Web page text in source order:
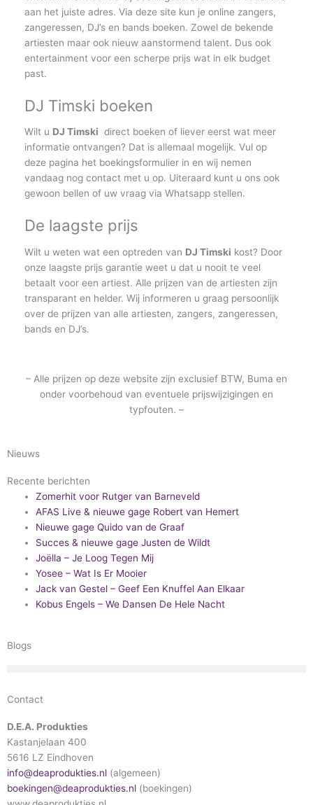
aan het juiste adres. Via deze site kun je online zangers,
zangeressen, DJ’s en bands boeken. Zowel de bekende
artiesten maar ook nieuw aanstormend talent. Dus ook
entertainment voor een scherpe prijs wat in elk budget
past.
DJ Timski boeken
Wilt u DJ Timski direct boeken of liever eerst wat meer
informatie ontvangen? Dat is allemaal mogelijk. Vul op
deze pagina het boekingsformulier in en wij nemen
vandaag nog contact met u op. Uiteraard kunt u ons ook
gewoon bellen of uw vraag via Whatsapp stellen.
De laagste prijs
Wilt u weten wat een optreden van DJ Timski kost? Door
onze laagste prijs garantie weet u dat u nooit te veel
betaalt voor een artiest. Alle prijzen van de artiesten zijn
transparant en helder. Wij informeren u graag persoonlijk
over de prijzen van alle artiesten, zangers, zangeressen,
bands en DJ’s.
– Alle prijzen op deze website zijn exclusief BTW, Buma en
onder voorbehoud van eventuele prijswijzigingen en
typfouten. –
Nieuws
Recente berichten
Zomerhit voor Rutger van Barneveld
AFAS Live & nieuwe gage Robert van Hemert
Nieuwe gage Quido van de Graaf
Succes & nieuwe gage Justen de Wildt
Joëlla – Je Loog Tegen Mij
Yosee – Wat Is Er Mooier
Jack van Gestel – Geef Een Knuffel Aan Elkaar
Kobus Engels – We Dansen De Hele Nacht
Blogs
Contact
D.E.A. Produkties
Kastanjelaan 400
5616 LZ Eindhoven
info@deaprodukties.nl (algemeen)
boekingen@deaprodukties.nl (boekingen)